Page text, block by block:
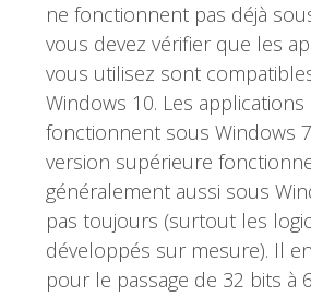
ne fonctionnent pas déjà
vous devez vérifier que les
vous utilisez sont
Windows 10. Les applications
fonctionnent sous Windows
version supérieure
généralement aussi sous
pas toujours (surtout les
développés sur mesure). Il
pour le passage de 32 bits à